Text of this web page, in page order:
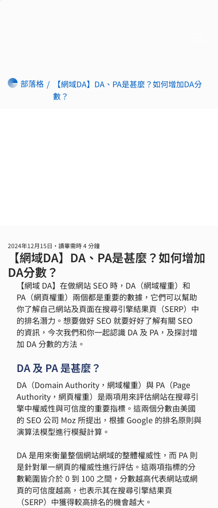
部落格 /
【網域DA】DA、PA是甚麼？如何增加DA分
數？
【網域DA】DA、PA是甚麼？如何增加
DA分數？
2024年12月15日 讀畢需時 4 分鐘
【網域 DA】在做網站 SEO 時，DA（網域權重）和
PA（網頁權重）兩個都是重要的數據，它們可以幫助
你了解自己網站及頁面在搜尋引擎結果頁（SERP）中
的排名潛力。想要做好 SEO 就要好好了解有關 SEO
的資訊，今次我們和你一起認識 DA 及 PA，及探討增
加 DA 分數的方法。
DA 及 PA 是甚麼？
DA（Domain Authority，網域權重）與 PA（Page
Authority，網頁權重）是兩項用來評估網站在搜尋引
擎中權威性與可信度的重要指標。這兩個分數由美國
的 SEO 公司 Moz 所提出，根據 Google 的排名原則與
演算法模型進行模擬計算。
DA 是用來衡量整個網站網域的整體權威性，而 PA 則
是針對單一網頁的權威性進行評估。這兩項指標的分
數範圍皆介於 0 到 100 之間，分數越高代表網站或網
頁的可信度越高，也表示其在搜尋引擎結果頁
（SERP）中獲得較高排名的機會越大。